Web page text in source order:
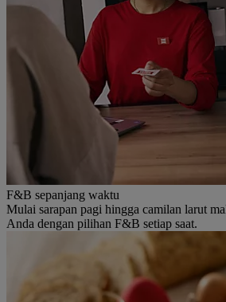
F&B sepanjang waktu
Mulai sarapan pagi hingga camilan larut
Anda dengan pilihan F&B setiap saat.